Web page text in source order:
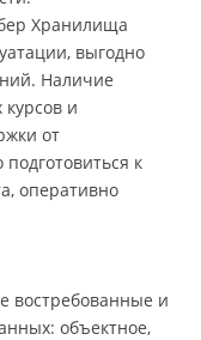
Хранилища
выгодно
Наличие
и
от
к
оперативно
востребованные и
объектное,